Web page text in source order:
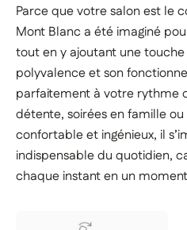
Parce que votre salon est le
Mont Blanc a été imaginé
tout en y ajoutant une
polyvalence et son
parfaitement à votre rythme
détente, soirées en famille ou
confortable et ingénieux, il
indispensable du quotidien,
chaque instant en un